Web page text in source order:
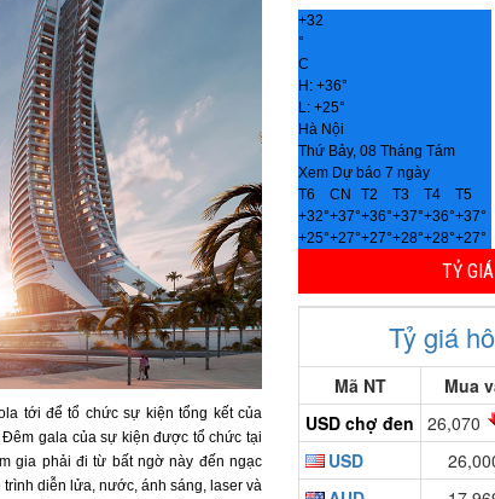
tới để tổ chức sự kiện tổng kết của
gala của sự kiện được tổ chức tại
gia phải đi từ bất ngờ này đến ngạc
diễn lửa, nước, ánh sáng, laser và
+32
°
C
H: +36°
L: +25°
Hà Nội
Thứ Bảy, 08 Tháng Tám
Xem Dự báo 7 ngày
T6
CN T2 T3 T4
T5
+32°+37°+36°+37°+36°+37°
+25°+27°+27°+28°+28°+27°
TỶ GIÁ